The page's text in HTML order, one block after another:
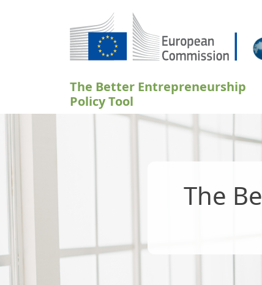
The Better Entrepreneurship
Policy Tool
The